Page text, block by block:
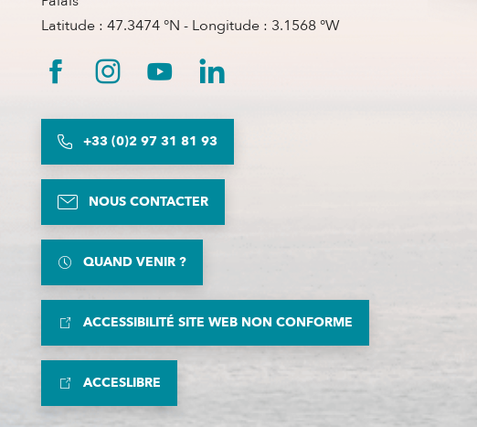
Latitude : 47.3474 °N - Longitude : 3.1568 °W
+33 (0)2 97 31 81 93
NOUS CONTACTER
QUAND VENIR ?
ACCESSIBILITÉ SITE WEB NON CONFORME
ACCESLIBRE